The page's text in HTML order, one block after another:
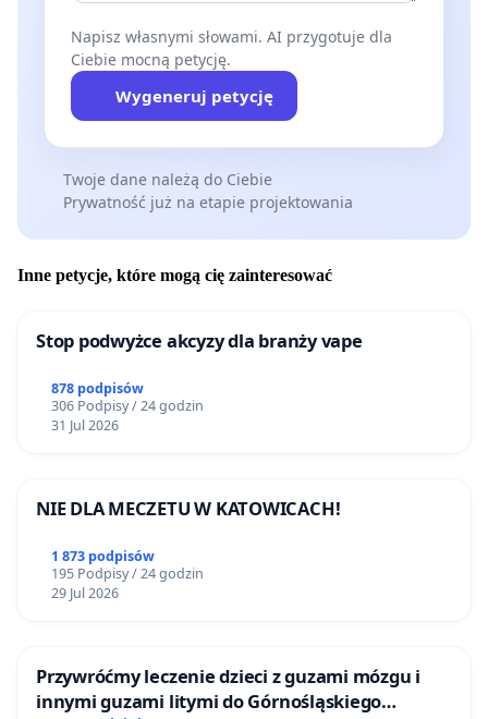
Napisz własnymi słowami. AI przygotuje dla
Ciebie mocną petycję.
Wygeneruj petycję
Twoje dane należą do Ciebie
Prywatność już na etapie projektowania
Inne petycje, które mogą cię zainteresować
Stop podwyżce akcyzy dla branży vape
878 podpisów
306 Podpisy / 24 godzin
31 Jul 2026
NIE DLA MECZETU W KATOWICACH!
1 873 podpisów
195 Podpisy / 24 godzin
29 Jul 2026
Przywróćmy leczenie dzieci z guzami mózgu i
innymi guzami litymi do Górnośląskiego